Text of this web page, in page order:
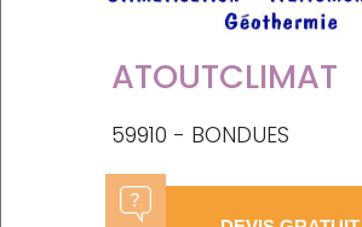
ATOUTCLIMAT
59910 - BONDUES